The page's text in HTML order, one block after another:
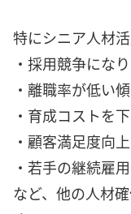
特にシニア人材活
・採用競争にな
・離職率が低い
・育成コストを
・顧客満足度向
・若手の継続雇
など、他の人材